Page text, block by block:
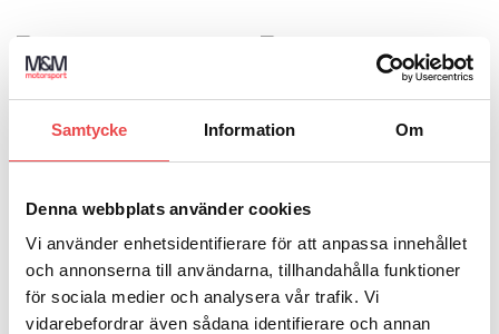
Samtycke Information Om
Denna webbplats använder cookies
Vi använder enhetsidentifierare för att anpassa innehållet
och annonserna till användarna, tillhandahålla funktioner
för sociala medier och analysera vår trafik. Vi
vidarebefordrar även sådana identifierare och annan
Art.nr: PFF85-704R
Powerflexbussning
kr
LÄGG TILL I VARUKORG
Powerflexbussning
425kr
LÄGG TILL I VARUKORG
Add to wishlist
Art.nr: PFF85-502
Powerflexbussning
1 010
Art.nr: PFR85-528
Powerflexbussning
1 770kr